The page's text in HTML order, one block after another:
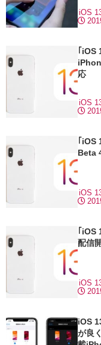
iOS
｢
応
iOS
｢
Beta
iOS
｢
配信
iOS
iOS
が良